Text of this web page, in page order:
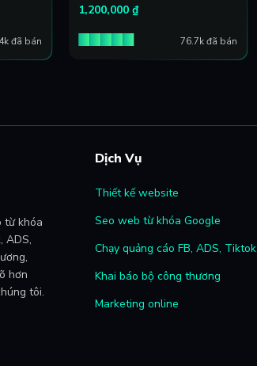
đã bán
1,200,000₫
76.7k đã bán
từ khóa
ADS,
hơn
tôi.
Dịch Vụ
Thiết kế website
Seo web từ khóa Google
Chạy quảng cáo FB, ADS,
Khai báo bộ công thương
Marketing online